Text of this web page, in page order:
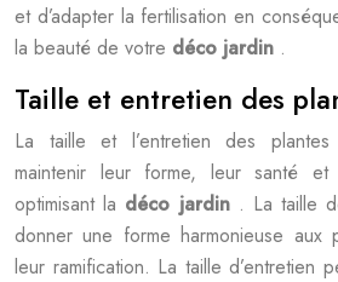
et d’adapter la fertilisation en
la beauté de votre déco jardin .
Taille et entretien des
La taille et l’entretien des
maintenir leur forme, leur santé
optimisant la déco jardin . La taille
donner une forme harmonieuse aux
leur ramification. La taille d’entretien